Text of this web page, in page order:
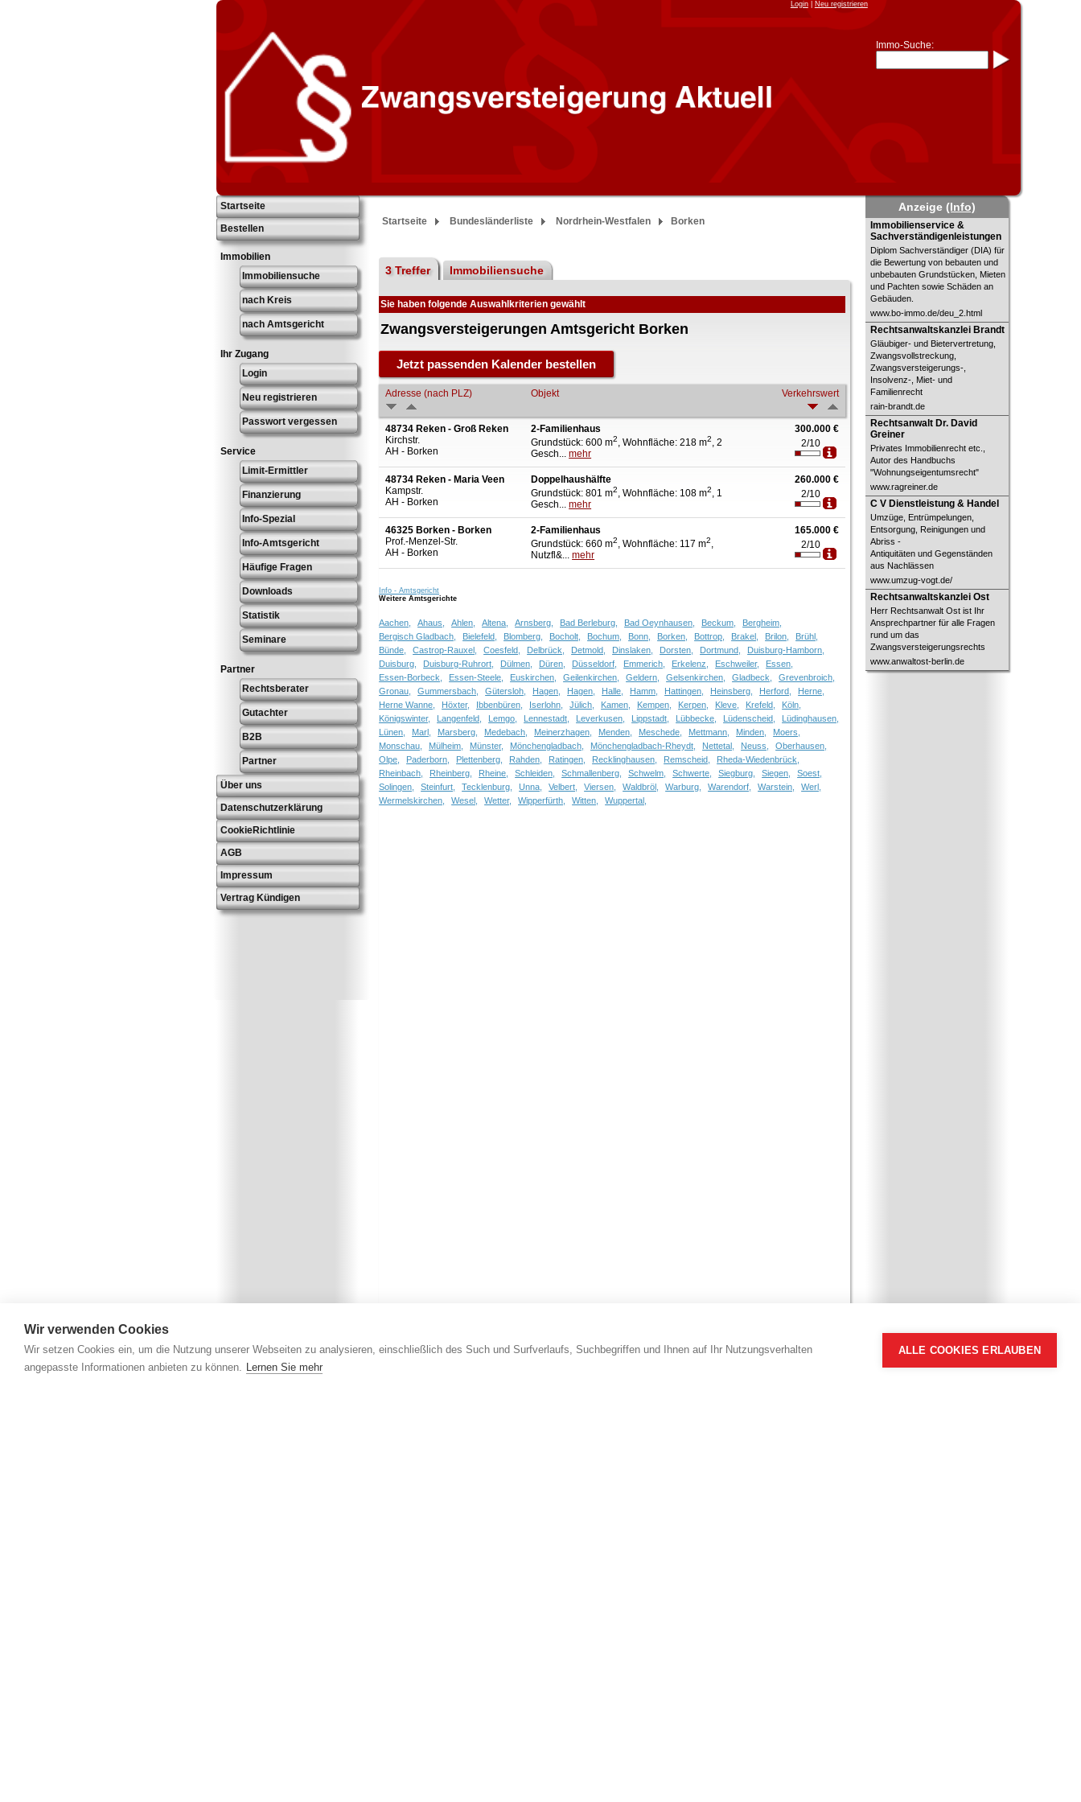
Wir verwenden Cookies
Wir setzen Cookies ein, um die Nutzung unserer Webseiten zu analysieren, einschließlich des Such und Surfverlaufs, Suchbegriffen und Ihnen auf Ihr Nutzungsverhalten
angepasste Informationen anbieten zu können. Lernen Sie mehr
ALLE COOKIES ERLAUBEN
Login| Neu registrieren
Immo-Suche:
Main
Immobiliensuche
nach Kreis
nach Amtsgericht
Startseite
Bestellen
Immobilien
Immobiliensuche
nach Kreis
nach Amtsgericht
Ihr Zugang
Login
Neu registrieren
Passwort vergessen
Service
Limit-Ermittler
Finanzierung
Info-Spezial
Info-Amtsgericht
Häufige Fragen
Downloads
Statistik
Seminare
Partner
Rechtsberater
Gutachter
B2B
Partner
Über uns
Datenschutzerklärung
CookieRichtlinie
AGB
Impressum
Vertrag Kündigen
Startseite Bundesländerliste Nordrhein-Westfalen Borken
3 Treffer Immobiliensuche
Sie haben folgende Auswahlkriterien gewählt
Zwangsversteigerungen Amtsgericht Borken
Adresse (nach PLZ) Objekt Verkehrswert
48734 Reken - Groß Reken
Kirchstr.
AH - Borken
2-Familienhaus
Grundstück: 600 m2, Wohnfläche: 218 m2, 2
Gesch...mehr
300.000 €
2/10
48734 Reken - Maria Veen
Kampstr.
AH - Borken
Doppelhaushälfte
Grundstück: 801 m2, Wohnfläche: 108 m2, 1
Gesch...mehr
260.000 €
2/10
46325 Borken - Borken
Prof.-Menzel-Str.
AH - Borken
2-Familienhaus
Grundstück: 660 m2, Wohnfläche: 117 m2,
Nutzfl&...mehr
165.000 €
2/10
Info - Amtsgericht
Weitere Amtsgerichte
Aachen, Ahaus, Ahlen, Altena, Arnsberg, Bad Berleburg, Bad Oeynhausen, Beckum,
Bergheim,
Bergisch Gladbach,
Bielefeld, Blomberg, Bocholt, Bochum, Bonn, Borken, Bottrop, Brakel, Brilon,
Brühl,
Bünde,
Castrop-Rauxel, Coesfeld, Delbrück, Detmold, Dinslaken, Dorsten, Dortmund,
Duisburg-Hamborn,
Duisburg,
Duisburg-Ruhrort, Dülmen, Düren, Düsseldorf, Emmerich, Erkelenz, Eschweiler,
Essen,
Essen-Borbeck,
Essen-Steele, Euskirchen, Geilenkirchen, Geldern, Gelsenkirchen, Gladbeck,
Grevenbroich,
Gronau,
Gummersbach, Gütersloh, Hagen, Hagen, Halle, Hamm, Hattingen, Heinsberg, Herford,
Herne,
Herne Wanne,
Höxter, Ibbenbüren, Iserlohn, Jülich, Kamen, Kempen, Kerpen, Kleve, Krefeld,
Köln,
Königswinter,
Langenfeld, Lemgo, Lennestadt, Leverkusen, Lippstadt, Lübbecke, Lüdenscheid,
Lüdinghausen,
Lünen,
Marl, Marsberg, Medebach, Meinerzhagen, Menden, Meschede, Mettmann, Minden,
Moers,
Monschau,
Mülheim, Münster, Mönchengladbach, Mönchengladbach-Rheydt, Nettetal, Neuss,
Oberhausen,
Olpe,
Paderborn, Plettenberg, Rahden, Ratingen, Recklinghausen, Remscheid,
Rheda-Wiedenbrück,
Rheinbach,
Rheinberg, Rheine, Schleiden, Schmallenberg, Schwelm, Schwerte, Siegburg, Siegen,
Soest,
Solingen,
Steinfurt, Tecklenburg, Unna, Velbert, Viersen, Waldbröl, Warburg, Warendorf, Warstein,
Werl,
Wermelskirchen,
Wesel, Wetter, Wipperfürth, Witten, Wuppertal,
Anzeige(Info)
Immobilienservice &
Sachverständigenleistungen
Immobilienservice &
Sachverständigenleistungen
Diplom Sachverständiger (DIA) für
die Bewertung von bebauten und
unbebauten Grundstücken, Mieten
und Pachten sowie Schäden an
Gebäuden.
www.bo-immo.de/deu_2.html
Rechtsanwaltskanzlei Brandt
Rechtsanwaltskanzlei Brandt
Gläubiger- und Bietervertretung,
Zwangsvollstreckung,
Zwangsversteigerungs-,
Insolvenz-, Miet- und
Familienrecht
rain-brandt.de
Rechtsanwalt Dr. David Greiner
Rechtsanwalt Dr. David
Greiner
Privates Immobilienrecht etc.,
Autor des Handbuchs
"Wohnungseigentumsrecht"
www.ragreiner.de
C V Dienstleistung & Handel
C V Dienstleistung & Handel
Umzüge, Entrümpelungen,
Entsorgung, Reinigungen und
Abriss -
Antiquitäten und Gegenständen
aus Nachlässen
www.umzug-vogt.de/
Rechtsanwaltskanzlei Ost
Rechtsanwaltskanzlei Ost
Herr Rechtsanwalt Ost ist Ihr
Ansprechpartner für alle Fragen
rund um das
Zwangsversteigerungsrechts
www.anwaltost-berlin.de